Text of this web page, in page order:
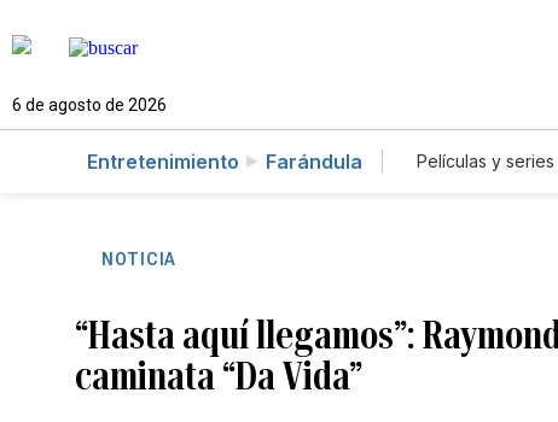
6 de agosto de 2026
Entretenimiento Farándula Películas y series
NOTICIA
“Hasta aquí llegamos”:
caminata “Da Vida”